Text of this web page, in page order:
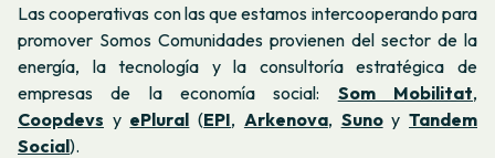
Las cooperativas con las que estamos intercooperando para
promover Somos Comunidades provienen del sector de la
energía, la tecnología y la consultoría estratégica de
empresas de la economía social: Som Mobilitat,
Coopdevs y ePlural (EPI, Arkenova, SunoyTandem
Social).